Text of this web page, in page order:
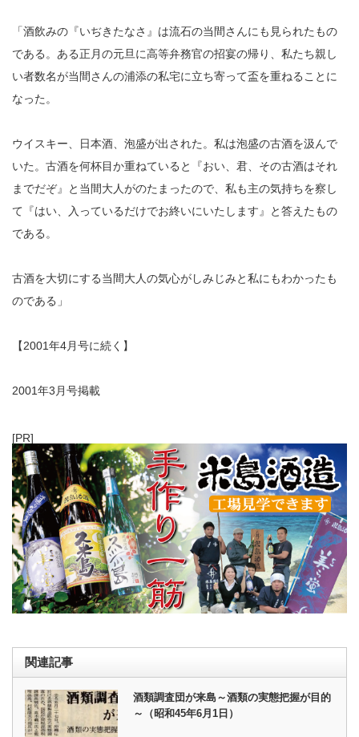
「酒飲みの『いぢきたなさ』は流石の当間さんにも見られたもの
である。ある正月の元旦に高等弁務官の招宴の帰り、私たち親し
い者数名が当間さんの浦添の私宅に立ち寄って盃を重ねることに
なった。
ウイスキー、日本酒、泡盛が出された。私は泡盛の古酒を汲んで
いた。古酒を何杯目か重ねていると『おい、君、その古酒はそれ
までだぞ』と当間大人がのたまったので、私も主の気持ちを察し
て『はい、入っているだけでお終いにいたします』と答えたもの
である。
古酒を大切にする当間大人の気心がしみじみと私にもわかったも
のである」
【2001年4月号に続く】
2001年3月号掲載
[PR]
関連記事
酒類調査団が来島～酒類の実態把握が目的
～（昭和45年6月1日）